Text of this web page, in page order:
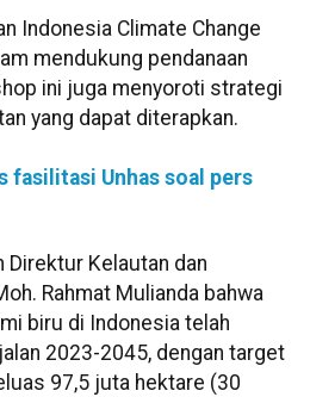
Indonesia Climate Change
mendukung pendanaan
ini juga menyoroti strategi
yang dapat diterapkan.
fasilitasi Unhas soal pers
Direktur Kelautan dan
Rahmat Mulianda bahwa
biru di Indonesia telah
2023-2045, dengan target
97,5 juta hektare (30